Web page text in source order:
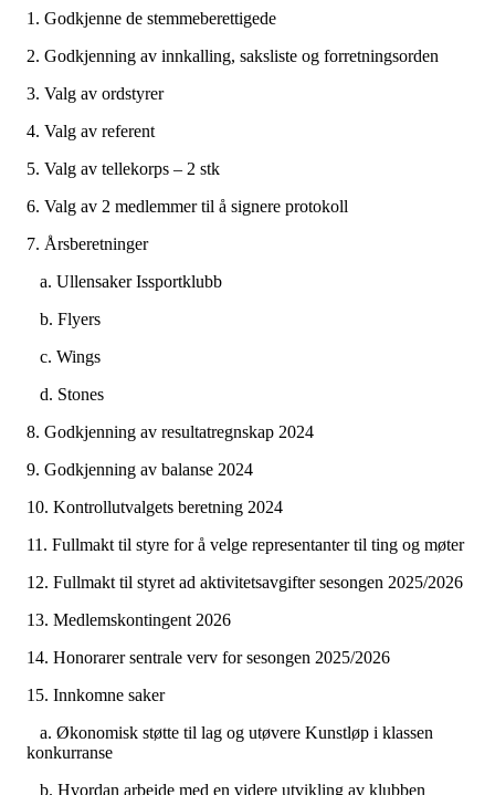
1. Godkjenne de stemmeberettigede
2. Godkjenning av innkalling, saksliste og forretningsorden
3. Valg av ordstyrer
4. Valg av referent
5. Valg av tellekorps – 2 stk
6. Valg av 2 medlemmer til å signere protokoll
7. Årsberetninger
a. Ullensaker Issportklubb
b. Flyers
c. Wings
d. Stones
8. Godkjenning av resultatregnskap 2024
9. Godkjenning av balanse 2024
10. Kontrollutvalgets beretning 2024
11. Fullmakt til styre for å velge representanter til ting og møter
12. Fullmakt til styret ad aktivitetsavgifter sesongen 2025/2026
13. Medlemskontingent 2026
14. Honorarer sentrale verv for sesongen 2025/2026
15. Innkomne saker
a. Økonomisk støtte til lag og utøvere Kunstløp i klassen
konkurranse
b. Hvordan arbeide med en videre utvikling av klubben